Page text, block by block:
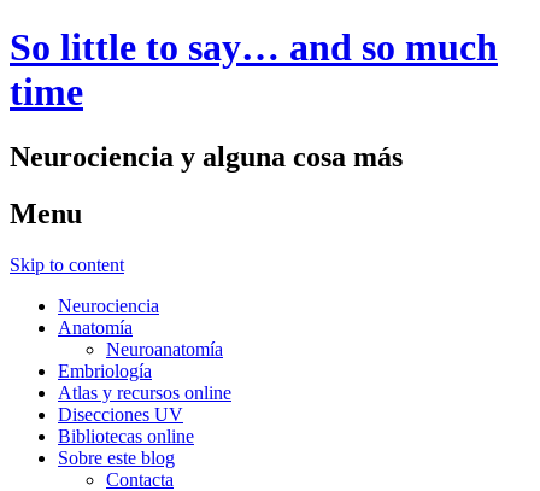
So little to say… and so much
time
Neurociencia y alguna cosa más
Menu
Skip to content
Neurociencia
Anatomía
Neuroanatomía
Embriología
Atlas y recursos online
Disecciones UV
Bibliotecas online
Sobre este blog
Contacta